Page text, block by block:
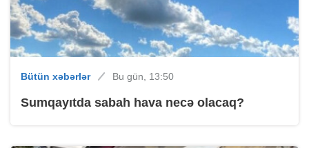
Bütün xəbərlər Bu gün, 13:50
Sumqayıtda sabah hava necə olacaq?